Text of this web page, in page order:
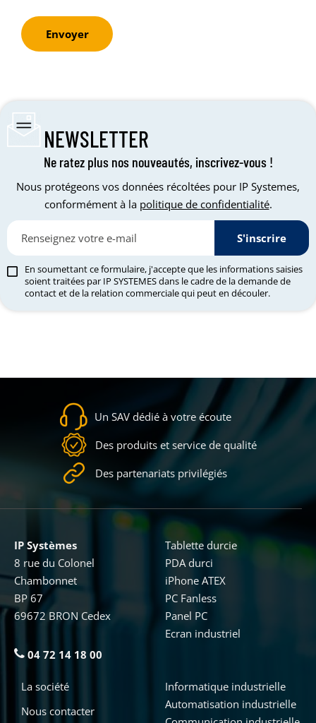
Envoyer
NEWSLETTER
Ne ratez plus nos nouveautés, inscrivez-vous !
Nous protégeons vos données récoltées pour IP Systemes,
conformément à la politique de confidentialité.
S'inscrire
En soumettant ce formulaire, j'accepte que les informations saisies
soient traitées par IP SYSTEMES dans le cadre de la demande de
contact et de la relation commerciale qui peut en découler.
Un SAV dédié à votre écoute
Des produits et service de qualité
Des partenariats privilégiés
IP Systèmes
8 rue du Colonel
Chambonnet
BP 67
69672 BRON Cedex
04 72 14 18 00
Informatique industrielle
Automatisation industrielle
Tablette durcie
PDA durci
iPhone ATEX
PC Fanless
Panel PC
Ecran industriel
La société
Nous contacter